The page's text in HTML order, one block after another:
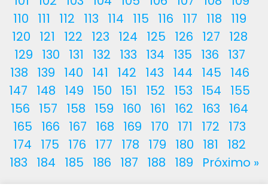
110
111 112 113 114 115 116 117 118
119
120
121 122 123 124 125 126 127
128
129
130 131 132 133 134 135 136
137
138
139 140 141 142 143 144 145
146
147
148 149 150 151 152 153 154
155
156
157 158 159 160 161 162 163
164
165
166 167 168 169 170 171 172
173
174
175 176 177 178 179 180 181
182
183
184 185 186 187 188 189 Próximo »